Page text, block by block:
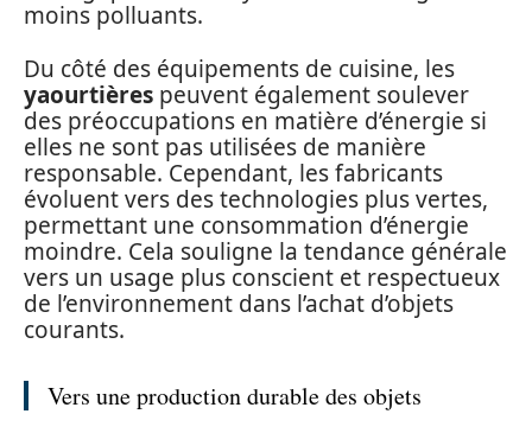
moins polluants.
Du côté des équipements de cuisine, les
yaourtières peuvent également soulever
des préoccupations en matière d’énergie si
elles ne sont pas utilisées de manière
responsable. Cependant, les fabricants
évoluent vers des technologies plus vertes,
permettant une consommation d’énergie
moindre. Cela souligne la tendance générale
vers un usage plus conscient et respectueux
de l’environnement dans l’achat d’objets
courants.
Vers une production durable des objets